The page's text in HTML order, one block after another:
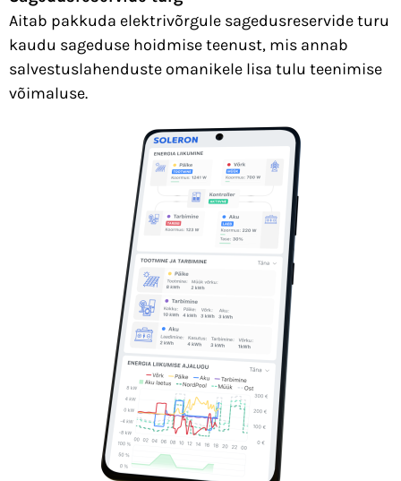
Aitab pakkuda elektrivõrgule sagedusreservide turu
kaudu sageduse hoidmise teenust, mis annab
salvestuslahenduste omanikele lisa tulu teenimise
võimaluse.